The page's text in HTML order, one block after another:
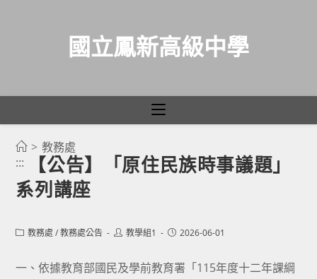
國立鳳新高級中學
> 教務處
:::
【公告】「原住民族時事議題」
系列講座
Post教務處 / 教務處公告
Post教學組1
Post2026-06-01
一、依據教育部國民及學前教育署「115年度十二年課綱